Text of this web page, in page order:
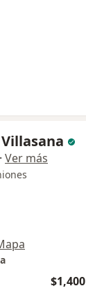
· Ver más
$1,400